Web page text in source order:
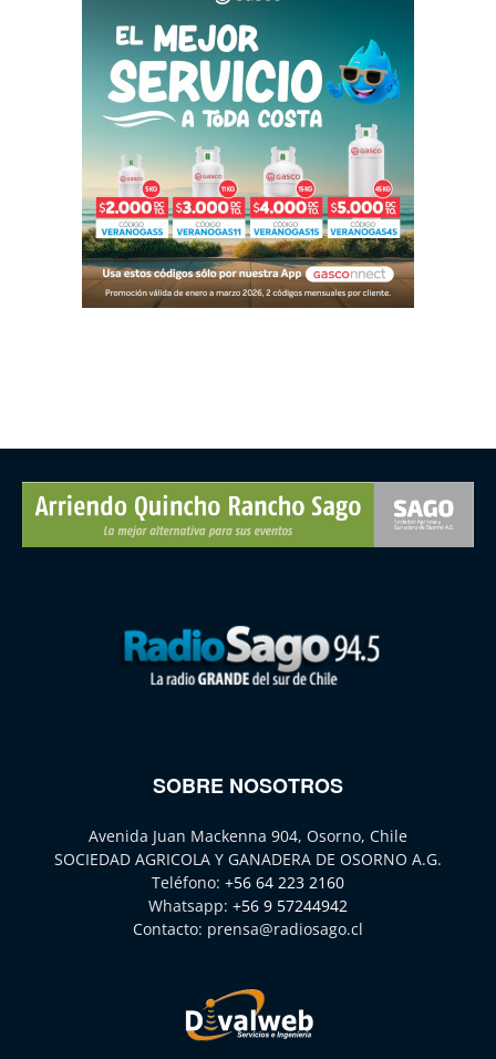
SOBRE NOSOTROS
Avenida Juan Mackenna 904, Osorno, Chile
SOCIEDAD AGRICOLA Y GANADERA DE OSORNO A.G.
Teléfono: +56 64 223 2160
Whatsapp: +56 9 57244942
Contacto: prensa@radiosago.cl